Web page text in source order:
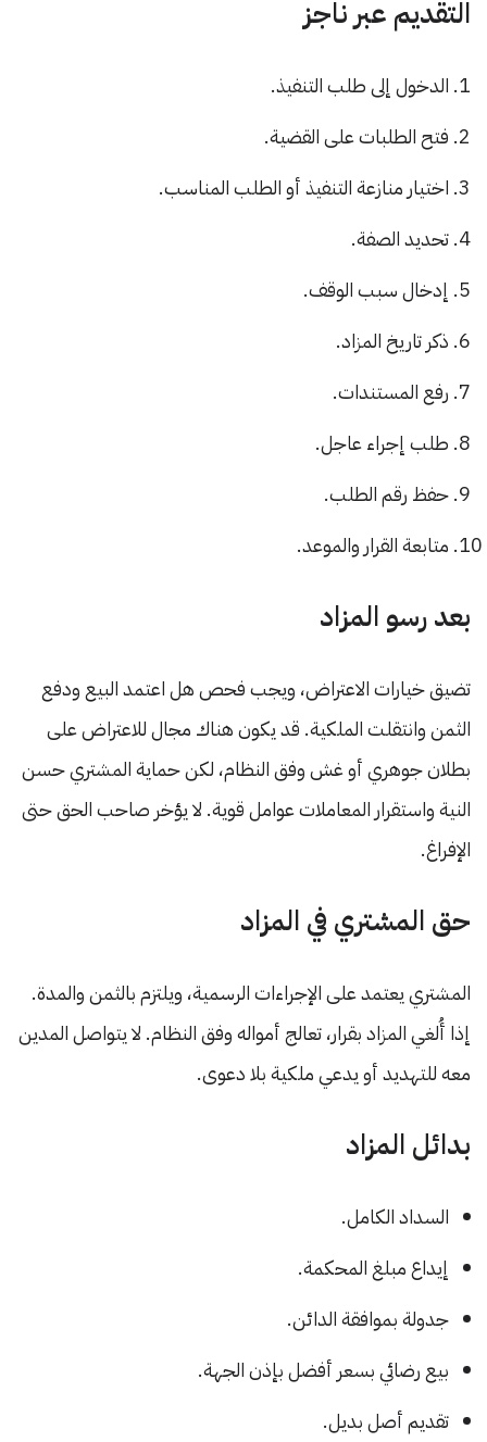
التقديم عبر ناجز
الدخول إلى طلب التنفيذ.
فتح الطلبات على القضية.
اختيار منازعة التنفيذ أو الطلب المناسب.
تحديد الصفة.
إدخال سبب الوقف.
ذكر تاريخ المزاد.
رفع المستندات.
طلب إجراء عاجل.
حفظ رقم الطلب.
متابعة القرار والموعد.
بعد رسو المزاد
تضيق خيارات الاعتراض، ويجب فحص هل اعتمد البيع ودفع
الثمن وانتقلت الملكية. قد يكون هناك مجال للاعتراض على
بطلان جوهري أو غش وفق النظام، لكن حماية المشتري حسن
النية واستقرار المعاملات عوامل قوية. لا يؤخر صاحب الحق حتى
الإفراغ.
حق المشتري في المزاد
المشتري يعتمد على الإجراءات الرسمية، ويلتزم بالثمن والمدة.
إذا أُلغي المزاد بقرار، تعالج أمواله وفق النظام. لا يتواصل المدين
معه للتهديد أو يدعي ملكية بلا دعوى.
بدائل المزاد
السداد الكامل.
إيداع مبلغ المحكمة.
جدولة بموافقة الدائن.
بيع رضائي بسعر أفضل بإذن الجهة.
تقديم أصل بديل.